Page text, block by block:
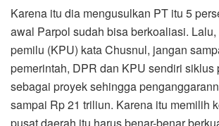
Karena itu dia mengusulkan PT itu 5
awal Parpol sudah bisa berkoaliasi.
pemilu (KPU) kata Chusnul, jangan
pemerintah, DPR dan KPU sendiri siklus
sebagai proyek sehingga
sampai Rp 21 triliun. Karena itu memilih